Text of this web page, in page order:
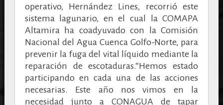
operativo, Hernández Lines, recorrió este
sistema lagunario, en el cual la COMAPA
Altamira ha coadyuvado con la Comisión
Nacional del Agua Cuenca Golfo-Norte, para
prevenir la fuga del vital líquido mediante la
reparación de escotaduras.“Hemos estado
participando en cada una de las acciones
necesarias. Este año nos vimos en la
necesidad junto a CONAGUA de tapar